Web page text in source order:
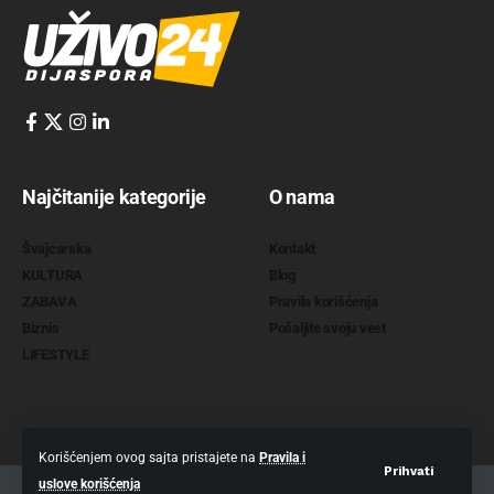
Korišćenjem ovog sajta pristajete na Pravila i
uslove korišćenja
Prihvati
Najčitanije kategorije O nama